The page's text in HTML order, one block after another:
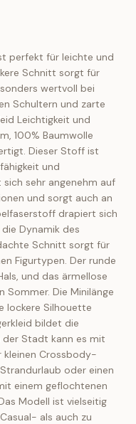
perfekt für leichte und
Schnitt sorgt für
wertvoll bei
Schultern und zarte
Leichtigkeit und
100% Baumwolle
Dieser Stoff ist
und
sehr angenehm auf
und sorgt auch an
drapiert sich
Dynamik des
Schnitt sorgt für
Figurtypen. Der runde
und das ärmellose
Sommer. Die Minilänge
lockere Silhouette
bildet die
der Stadt kann es mit
kleinen Crossbody-
oder einen
einem geflochtenen
Modell ist vielseitig
als auch zu